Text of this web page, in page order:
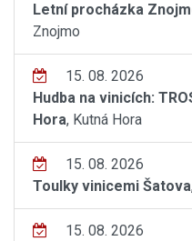
Letní procházka
Znojmo
15. 08. 2026
Hudba na vinicích:
Hora, Kutná Hora
15. 08. 2026
Toulky vinicemi Šatova
15. 08. 2026